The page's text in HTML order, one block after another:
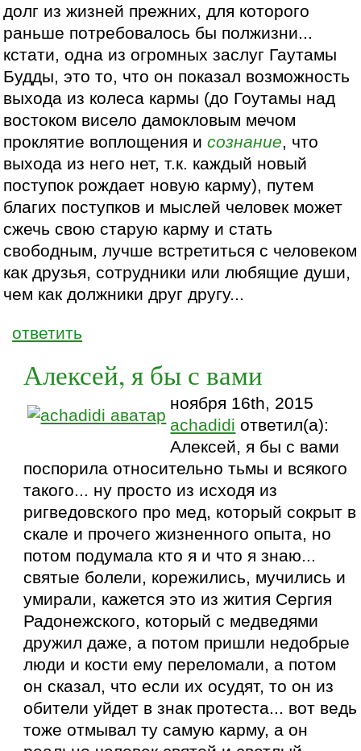
долг из жизней прежних, для которого
раньше потребовалось бы полжизни...
кстати, одна из огромных заслуг Гаутамы
Будды, это то, что он показал возможность
выхода из колеса кармы (до Гоутамы над
востоком висело дамокловым мечом
проклятие воплощения исознание, что
выхода из него нет, т.к. каждый новый
поступок рождает новую карму), путем
благих поступков и мыслей человек может
сжечь свою старую карму и стать
свободным, лучше встретиться с человеком
как друзья, сотрудники или любящие души,
чем как должники друг другу...
ответить
Алексей, я бы с вами
ноября 16th, 2015
achadidi ответил(а):
Алексей, я бы с вами
поспорила относительно тьмы и всякого
такого... ну просто из исходя из
ригведовского про мед, который сокрыт в
скале и прочего жизненного опыта, но
потом подумала кто я и что я знаю...
святые болели, корежились, мучились и
умирали, кажется это из жития Сергия
Радонежского, который с медведями
дружил даже, а потом пришли недобрые
люди и кости ему переломали, а потом
он сказал, что если их осудят, то он из
обители уйдет в знак протеста... вот ведь
тоже отмывал ту самую карму, а он